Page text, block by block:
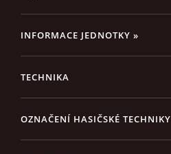
INFORMACE JEDNOTKY »
TECHNIKA
OZNAČENÍ HASIČSKÉ TECHNIKY